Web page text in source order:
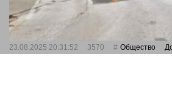
23.08.2025 20:31:52 3570 Общество